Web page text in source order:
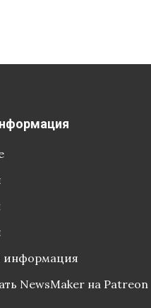
информация
NewsMaker на Patreon